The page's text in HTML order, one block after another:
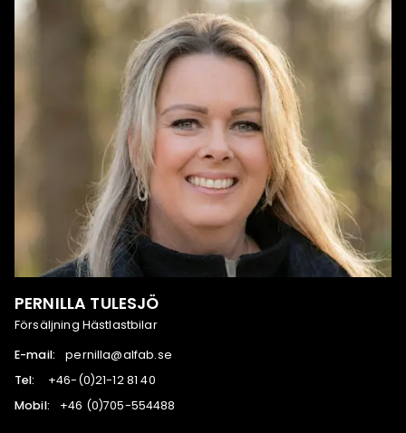
PERNILLA TULESJÖ
Försäljning Hästlastbilar
E-mail:
es.bafla@allinrep
Tel:
04 18 21-12(0)-64+
Mobil:
884455-507(0) 64+